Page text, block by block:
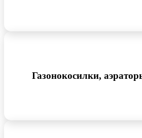
Газонокосилки,